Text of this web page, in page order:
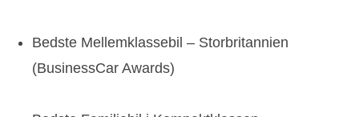
Bedste Mellemklassebil – Storbritannien
(BusinessCar Awards)